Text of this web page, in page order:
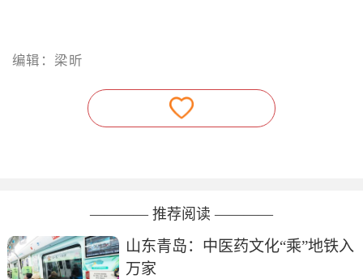
编辑：梁昕
———— 推荐阅读 ————
山东青岛：中医药文化“乘”地铁入
万家